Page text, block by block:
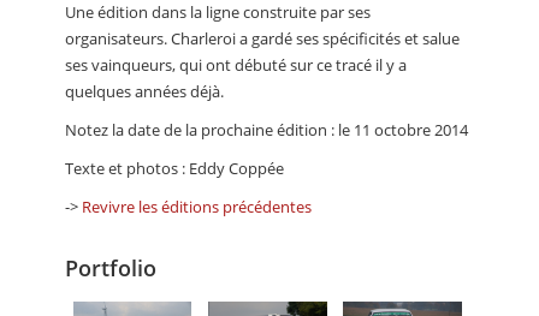
Une édition dans la ligne construite par ses
organisateurs. Charleroi a gardé ses spécificités et salue
ses vainqueurs, qui ont débuté sur ce tracé il y a
quelques années déjà.
Notez la date de la prochaine édition : le 11 octobre 2014
Texte et photos : Eddy Coppée
-> Revivre les éditions précédentes
Portfolio